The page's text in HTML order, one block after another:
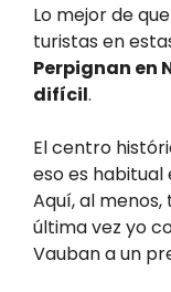
Lo mejor de
turistas en
Perpignan en
difícil.
El centro
eso es habitual
Aquí, al
última vez yo
Vauban a un